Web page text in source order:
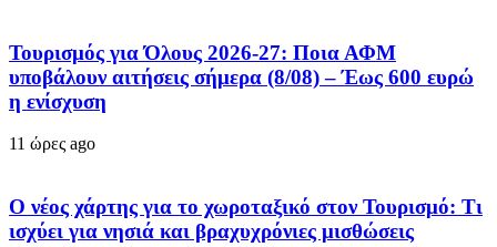
Τουρισμός για Όλους 2026-27: Ποια ΑΦΜ
υποβάλουν αιτήσεις σήμερα (8/08) – Έως 600 ευρώ
η ενίσχυση
11 ώρες ago
Ο νέος χάρτης για το χωροταξικό στον Τουρισμό: Τι
ισχύει για νησιά και βραχυχρόνιες μισθώσεις